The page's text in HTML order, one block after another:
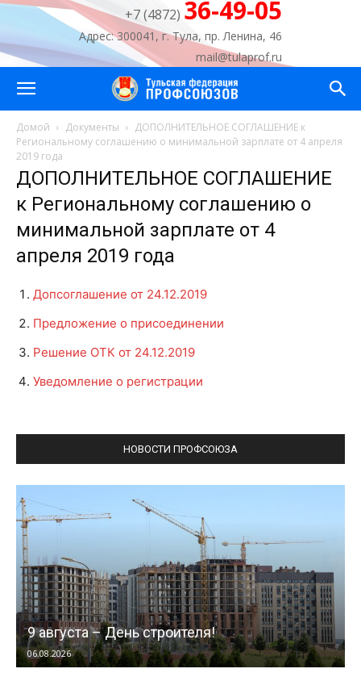
+7 (4872) 36-49-05
Адрес: 300041, г. Тула, пр. Ленина, 46
mail@tulaprof.ru
Домой Документы
ДОПОЛНИТЕЛЬНОЕ СОГЛАШЕНИЕ к
Региональному соглашению о минимальной зарплате от 4 апреля
2019 года
ДОПОЛНИТЕЛЬНОЕ СОГЛАШЕНИЕ
к Региональному соглашению о
минимальной зарплате от 4
апреля 2019 года
Допсоглашение от 24.12.2019
Предложение о присоединении
Решение ОТК от 24.12.2019
Уведомление о регистрации
НОВОСТИ ПРОФСОЮЗА
9 августа – День строителя!
06.08.2026